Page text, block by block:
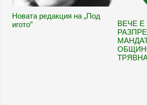
Новата редакция на „Под
игото”
ВЕЧЕ